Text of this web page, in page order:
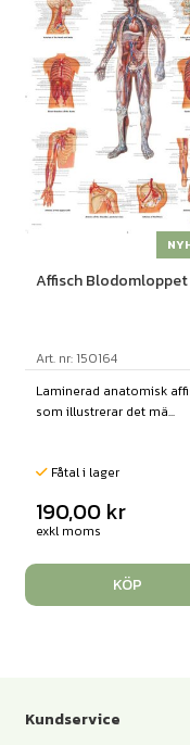
Affisch Blodomloppet
Art. nr: 150164
Laminerad anatomisk
som illustrerar det mä...
Fåtal i lager
190,00 kr
exkl moms
KÖP
Kundservice